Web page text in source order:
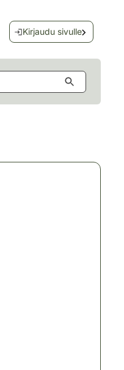
Avaa kielivalikko
Kirjaudu sivulle